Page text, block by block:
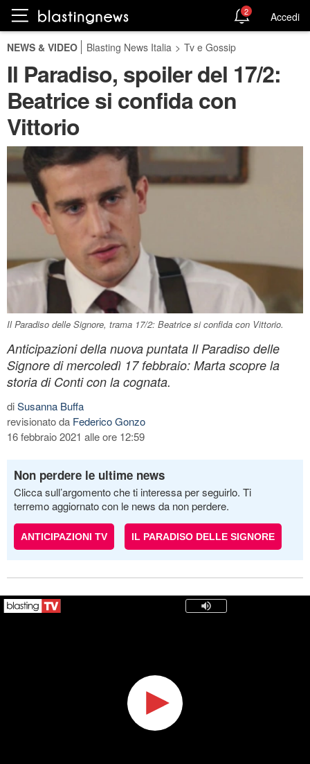
2 Accedi
NEWS & VIDEO Blasting News Italia > Tv e Gossip
Il Paradiso, spoiler del 17/2:
Beatrice si confida con
Vittorio
Il Paradiso delle Signore, trama 17/2: Beatrice si confida con Vittorio.
Anticipazioni della nuova puntata Il Paradiso delle
Signore di mercoledì 17 febbraio: Marta scopre la
storia di Conti con la cognata.
diSusanna Buffa
revisionato da Federico Gonzo
16 febbraio 2021 alle ore 12:59
Non perdere le ultime news
Clicca sull’argomento che ti interessa per seguirlo. Ti
terremo aggiornato con le news da non perdere.
ANTICIPAZIONI TV IL PARADISO DELLE SIGNORE